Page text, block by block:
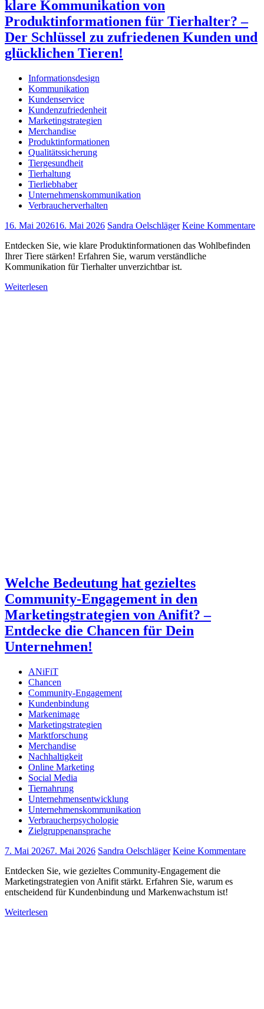
klare Kommunikation von
Produktinformationen für Tierhalter? –
Der Schlüssel zu zufriedenen Kunden und
glücklichen Tieren!
Informationsdesign
Kommunikation
Kundenservice
Kundenzufriedenheit
Marketingstrategien
Merchandise
Produktinformationen
Qualitätssicherung
Tiergesundheit
Tierhaltung
Tierliebhaber
Unternehmenskommunikation
Verbraucherverhalten
16. Mai 202616. Mai 2026 Sandra Oelschläger Keine Kommentare
Entdecken Sie, wie klare Produktinformationen das Wohlbefinden
Ihrer Tiere stärken! Erfahren Sie, warum verständliche
Kommunikation für Tierhalter unverzichtbar ist.
Weiterlesen
Welche Bedeutung hat gezieltes
Community-Engagement in den
Marketingstrategien von Anifit? –
Entdecke die Chancen für Dein
Unternehmen!
ANiFiT
Chancen
Community-Engagement
Kundenbindung
Markenimage
Marketingstrategien
Marktforschung
Merchandise
Nachhaltigkeit
Online Marketing
Social Media
Tiernahrung
Unternehmensentwicklung
Unternehmenskommunikation
Verbraucherpsychologie
Zielgruppenansprache
7. Mai 20267. Mai 2026 Sandra Oelschläger Keine Kommentare
Entdecken Sie, wie gezieltes Community-Engagement die
Marketingstrategien von Anifit stärkt. Erfahren Sie, warum es
entscheidend für Kundenbindung und Markenwachstum ist!
Weiterlesen